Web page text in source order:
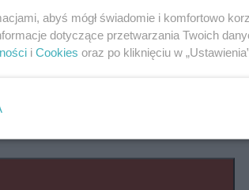
abyś mógł świadomie i komfortowo
dotyczące przetwarzania Twoich
i Cookies oraz po kliknięciu w